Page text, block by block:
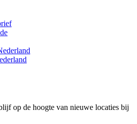
op de hoogte van nieuwe locaties bij